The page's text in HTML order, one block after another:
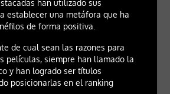
han utilizado sus
establecer una metáfora que ha
de forma positiva.
de cual sean las razones para
películas, siempre han llamado la
y han logrado ser títulos
posicionarlas en el ranking